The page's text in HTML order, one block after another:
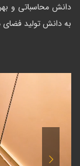
دانش محاسباتی و
به دانش تولید